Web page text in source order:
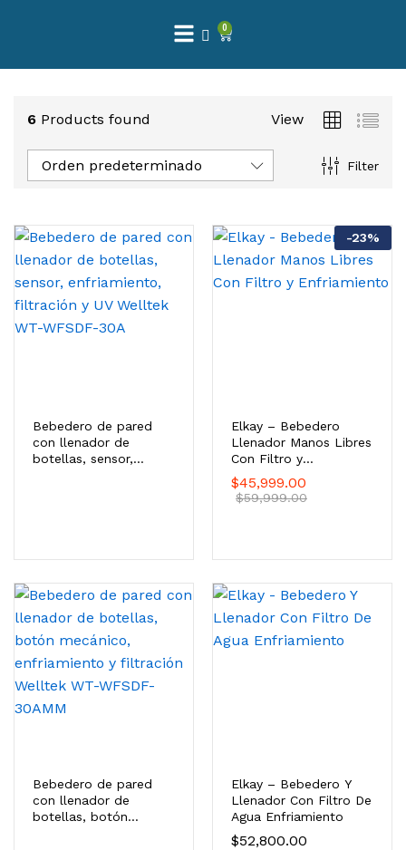
0
6 Products found View
Filter
Orden predeterminado
Bebedero de pared
con llenador de
botellas, sensor,
-23%
Elkay – Bebedero
Llenador Manos Libres
Con Filtro y
Enfriamiento
$45,999.00
$59,999.00
Bebedero de pared
con llenador de
botellas, botón
Elkay – Bebedero Y
Llenador Con Filtro De
Agua Enfriamiento
$52,800.00